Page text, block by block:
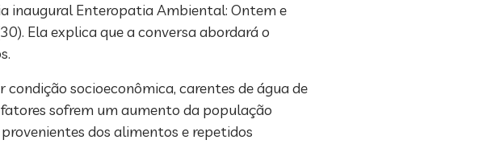
inaugural Enteropatia Ambiental: Ontem e
Ela explica que a conversa abordará o
socioeconômica, carentes de água de
fatores sofrem um aumento da população
dos alimentos e repetidos